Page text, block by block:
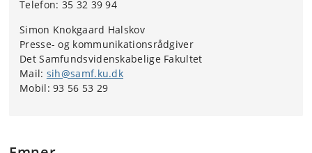
Telefon: 35 32 39 94
Simon Knokgaard Halskov
Presse- og kommunikationsrådgiver
Det Samfundsvidenskabelige Fakultet
Mail: sih@samf.ku.dk
Mobil: 93 56 53 29